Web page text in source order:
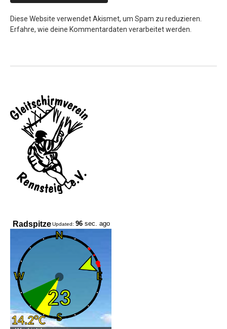
Diese Website verwendet Akismet, um Spam zu reduzieren.
Erfahre, wie deine Kommentardaten verarbeitet werden.